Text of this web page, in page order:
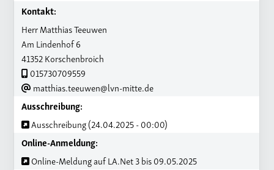
Kontakt:
Herr Matthias Teeuwen
Am Lindenhof 6
41352 Korschenbroich
015730709559
matthias.teeuwen@lvn-mitte.de
Ausschreibung:
Ausschreibung (24.04.2025 - 00:00)
Online-Anmeldung:
Online-Meldung auf LA.Net 3 bis 09.05.2025